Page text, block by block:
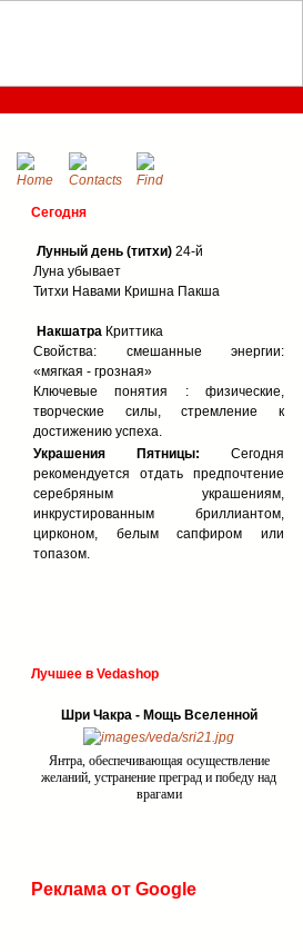
Сегодня
Лунный день (титхи) 24-й
Луна убывает
Титхи Навами Кришна Пакша
Накшатра Криттика
Свойства: смешанные энергии:
«мягкая - грозная»
Ключевые понятия : физические,
творческие силы, стремление к
достижению успеха.
Украшения Пятницы: Сегодня
рекомендуется отдать предпочтение
серебряным украшениям,
инкрустированным бриллиантом,
цирконом, белым сапфиром или
топазом.
Лучшее в Vedashop
Шри Чакра - Мощь Вселенной
Янтра, обеспечивающая осуществление
желаний, устранение преград и победу над
врагами
Реклама от Google